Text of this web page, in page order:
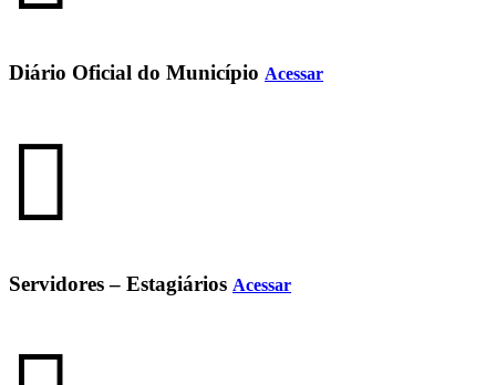
Diário Oficial do Município Acessar
Servidores – Estagiários Acessar